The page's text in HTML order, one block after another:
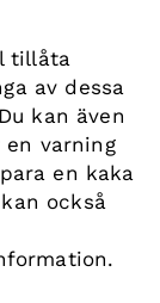
tillåta
av dessa
kan även
varning
en kaka
också